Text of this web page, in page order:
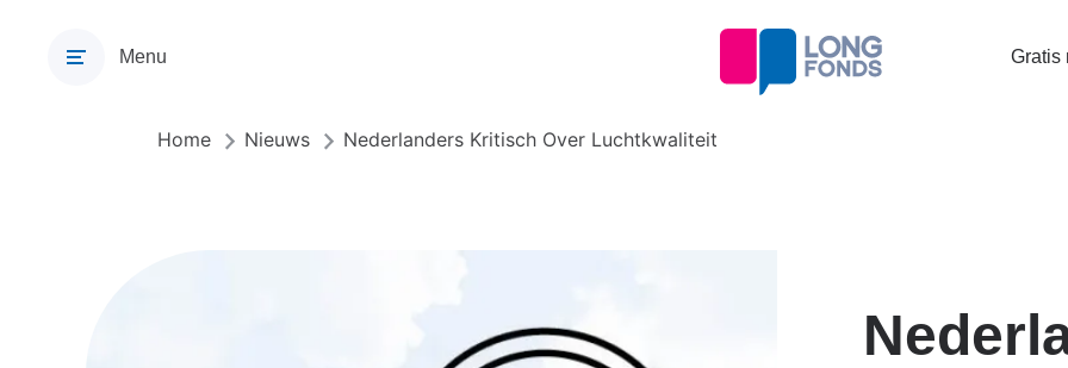
Menu Gratis
Kruimelpad
Home Nieuws Nederlanders Kritisch Over Luchtkwaliteit